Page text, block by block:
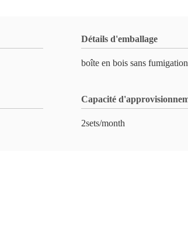
Détails d'emballage
boîte en bois sans fumigation
Capacité
2sets/month